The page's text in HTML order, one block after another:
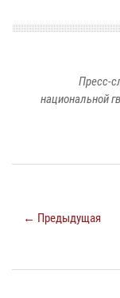
Пресс-
национальной
← Предыдущая